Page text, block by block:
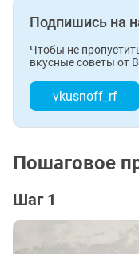
Подпишись на
Чтобы не
вкусные советы от
vkusnoff_rf
Пошаговое
Шаг 1